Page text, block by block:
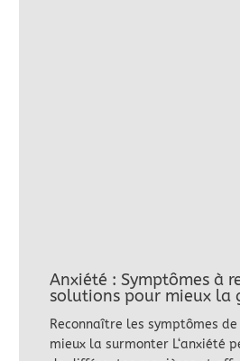
Anxiété : Symptômes à
solutions pour mieux la
Reconnaître les symptômes
mieux la surmonter L‘anxiété